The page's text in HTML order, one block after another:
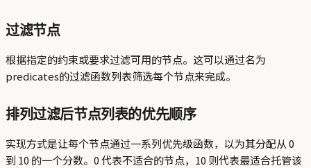
过滤节点
根据指定的约束或要求过滤可用的节点。这可以通过名为
predicates的过滤函数列表筛选每个节点来完成。
排列过滤后节点列表的优先顺序
实现方式是让每个节点通过一系列优先级函数，以为其分配从 0
到 10 的一个分数。0 代表不适合的节点，10 则代表最适合托管该